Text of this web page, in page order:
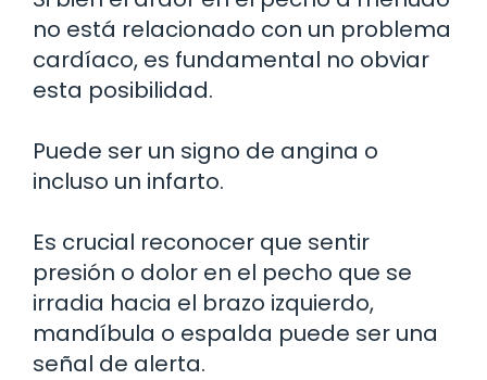
no está relacionado con un problema
cardíaco, es fundamental no obviar
esta posibilidad.
Puede ser un signo de angina o
incluso un infarto.
Es crucial reconocer que sentir
presión o dolor en el pecho que se
irradia hacia el brazo izquierdo,
mandíbula o espalda puede ser una
señal de alerta.